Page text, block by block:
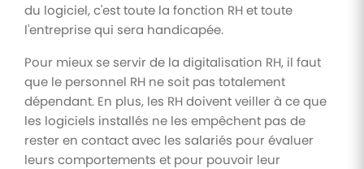
du logiciel, c'est toute la fonction RH et toute
l'entreprise qui sera handicapée.
Pour mieux se servir de la digitalisation RH, il faut
que le personnel RH ne soit pas totalement
dépendant. En plus, les RH doivent veiller à ce que
les logiciels installés ne les empêchent pas de
rester en contact avec les salariés pour évaluer
leurs comportements et pour pouvoir leur